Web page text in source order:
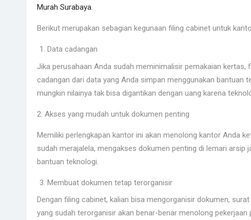
Murah Surabaya.
Berikut merupakan sebagian kegunaan filing cabinet untuk
Data cadangan
Jika perusahaan Anda sudah meminimalisir pemakaian
cadangan dari data yang Anda simpan menggunakan bantuan
mungkin nilainya tak bisa digantikan dengan uang karena
2. Akses yang mudah untuk dokumen penting
Memiliki perlengkapan kantor ini akan menolong kantor Anda
sudah merajalela, mengakses dokumen penting di lemari
bantuan teknologi.
Membuat dokumen tetap terorganisir
Dengan filing cabinet, kalian bisa mengorganisir dokumen,
yang sudah terorganisir akan benar-benar menolong pekerjaan